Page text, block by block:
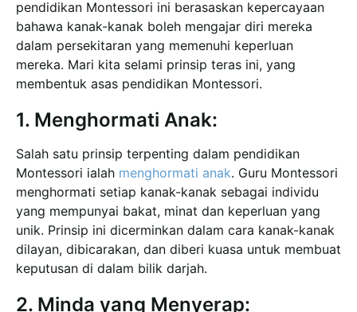
pendidikan Montessori ini berasaskan kepercayaan
bahawa kanak-kanak boleh mengajar diri mereka
dalam persekitaran yang memenuhi keperluan
mereka. Mari kita selami prinsip teras ini, yang
membentuk asas pendidikan Montessori.
1. Menghormati Anak:
Salah satu prinsip terpenting dalam pendidikan
Montessori ialah menghormati anak. Guru Montessori
menghormati setiap kanak-kanak sebagai individu
yang mempunyai bakat, minat dan keperluan yang
unik. Prinsip ini dicerminkan dalam cara kanak-kanak
dilayan, dibicarakan, dan diberi kuasa untuk membuat
keputusan di dalam bilik darjah.
2. Minda yang Menyerap: